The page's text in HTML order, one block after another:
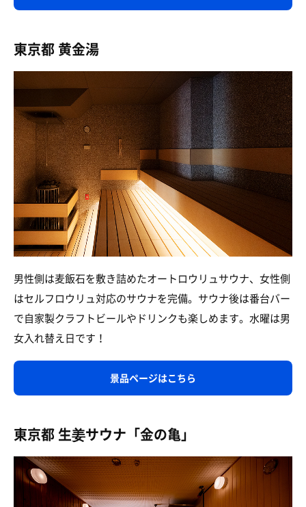
東京都 黄金湯
男性側は麦飯石を敷き詰めたオートロウリュサウナ、女性側
はセルフロウリュ対応のサウナを完備。サウナ後は番台バー
で自家製クラフトビールやドリンクも楽しめます。水曜は男
女入れ替え日です！
景品ページはこちら
東京都 生姜サウナ「金の亀」